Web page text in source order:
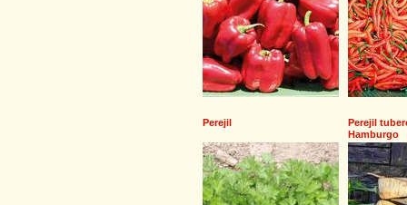
Perejil
Perejil
Hamburgo